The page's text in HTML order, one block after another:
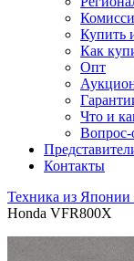
Купить
Как
Опт
Что и
Вопрос-
Контакты
Техника из
Honda VFR800X